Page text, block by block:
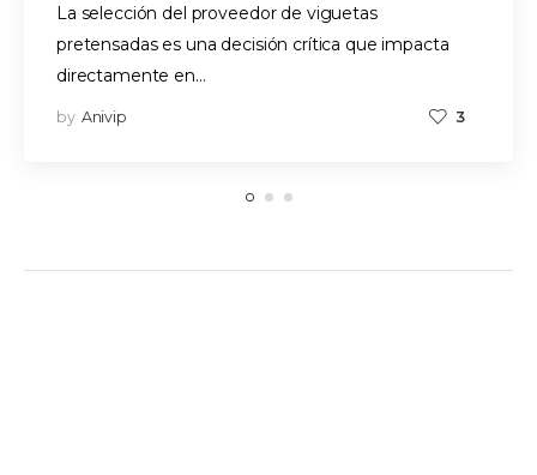
La selección del proveedor de viguetas
pretensadas es una decisión crítica que impacta
directamente en…
by Anivip 3